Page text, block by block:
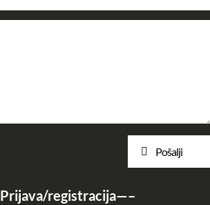
Pošalji
Prijava/registracija—–